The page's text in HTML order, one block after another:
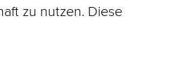
zu nutzen. Diese